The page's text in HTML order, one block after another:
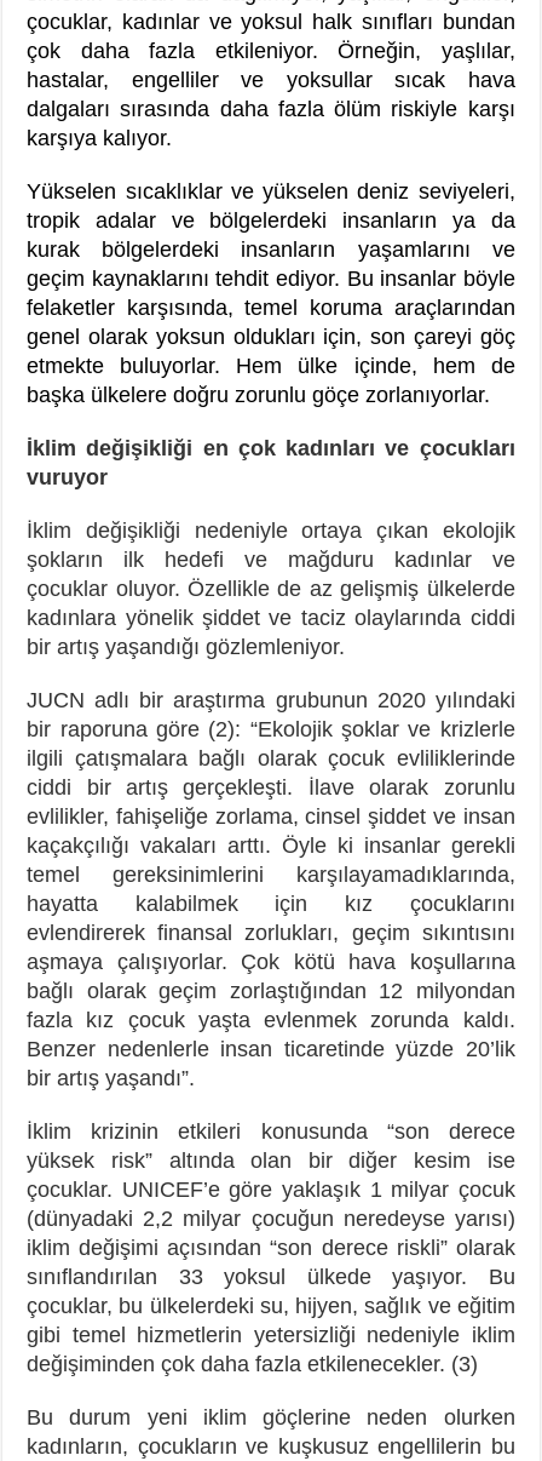
çocuklar, kadınlar ve yoksul halk sınıfları bundan
çok daha fazla etkileniyor. Örneğin, yaşlılar,
hastalar, engelliler ve yoksullar sıcak hava
dalgaları sırasında daha fazla ölüm riskiyle karşı
karşıya kalıyor.
Yükselen sıcaklıklar ve yükselen deniz seviyeleri,
tropik adalar ve bölgelerdeki insanların ya da
kurak bölgelerdeki insanların yaşamlarını ve
geçim kaynaklarını tehdit ediyor. Bu insanlar böyle
felaketler karşısında, temel koruma araçlarından
genel olarak yoksun oldukları için, son çareyi göç
etmekte buluyorlar. Hem ülke içinde, hem de
başka ülkelere doğru zorunlu göçe zorlanıyorlar.
İklim değişikliği en çok kadınları ve çocukları
vuruyor
İklim değişikliği nedeniyle ortaya çıkan ekolojik
şokların ilk hedefi ve mağduru kadınlar ve
çocuklar oluyor. Özellikle de az gelişmiş ülkelerde
kadınlara yönelik şiddet ve taciz olaylarında ciddi
bir artış yaşandığı gözlemleniyor.
JUCN adlı bir araştırma grubunun 2020 yılındaki
bir raporuna göre (2): “Ekolojik şoklar ve krizlerle
ilgili çatışmalara bağlı olarak çocuk evliliklerinde
ciddi bir artış gerçekleşti. İlave olarak zorunlu
evlilikler, fahişeliğe zorlama, cinsel şiddet ve insan
kaçakçılığı vakaları arttı. Öyle ki insanlar gerekli
temel gereksinimlerini karşılayamadıklarında,
hayatta kalabilmek için kız çocuklarını
evlendirerek finansal zorlukları, geçim sıkıntısını
aşmaya çalışıyorlar. Çok kötü hava koşullarına
bağlı olarak geçim zorlaştığından 12 milyondan
fazla kız çocuk yaşta evlenmek zorunda kaldı.
Benzer nedenlerle insan ticaretinde yüzde 20’lik
bir artış yaşandı”.
İklim krizinin etkileri konusunda “son derece
yüksek risk” altında olan bir diğer kesim ise
çocuklar. UNICEF’e göre yaklaşık 1 milyar çocuk
(dünyadaki 2,2 milyar çocuğun neredeyse yarısı)
iklim değişimi açısından “son derece riskli” olarak
sınıflandırılan 33 yoksul ülkede yaşıyor. Bu
çocuklar, bu ülkelerdeki su, hijyen, sağlık ve eğitim
gibi temel hizmetlerin yetersizliği nedeniyle iklim
değişiminden çok daha fazla etkilenecekler. (3)
Bu durum yeni iklim göçlerine neden olurken
kadınların, çocukların ve kuşkusuz engellilerin bu